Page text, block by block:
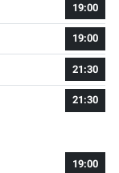
19:00
19:00
21:30
21:30
19:00